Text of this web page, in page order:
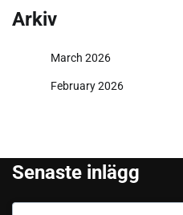
Arkiv
March 2026
February 2026
Senaste inlägg